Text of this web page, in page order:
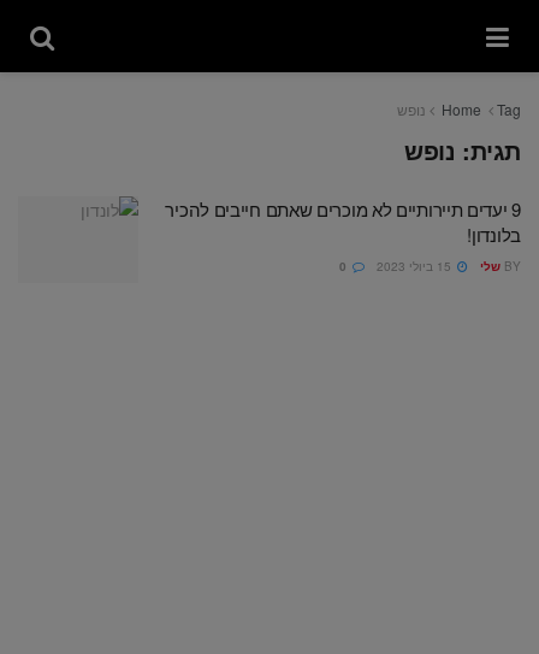
Home Tag נופש
תגית: נופש
9 יעדים תיירותיים לא מוכרים שאתם חייבים להכיר
בלונדון!
BY שלי